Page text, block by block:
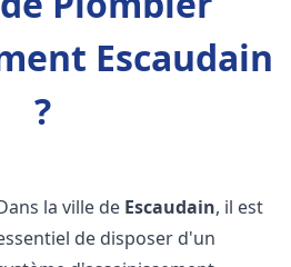
Escaudain
?
la ville de Escaudain, il est
de disposer d'un